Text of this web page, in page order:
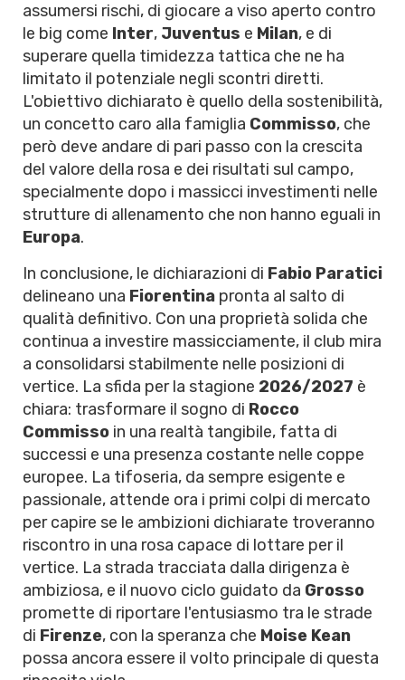
assumersi rischi, di giocare a viso aperto contro
le big come Inter, Juventus e Milan, e di
superare quella timidezza tattica che ne ha
limitato il potenziale negli scontri diretti.
L'obiettivo dichiarato è quello della sostenibilità,
un concetto caro alla famiglia Commisso, che
però deve andare di pari passo con la crescita
del valore della rosa e dei risultati sul campo,
specialmente dopo i massicci investimenti nelle
strutture di allenamento che non hanno eguali in
Europa.
In conclusione, le dichiarazioni di Fabio Paratici
delineano una Fiorentina pronta al salto di
qualità definitivo. Con una proprietà solida che
continua a investire massicciamente, il club mira
a consolidarsi stabilmente nelle posizioni di
vertice. La sfida per la stagione 2026/2027 è
chiara: trasformare il sogno di Rocco
Commisso in una realtà tangibile, fatta di
successi e una presenza costante nelle coppe
europee. La tifoseria, da sempre esigente e
passionale, attende ora i primi colpi di mercato
per capire se le ambizioni dichiarate troveranno
riscontro in una rosa capace di lottare per il
vertice. La strada tracciata dalla dirigenza è
ambiziosa, e il nuovo ciclo guidato da Grosso
promette di riportare l'entusiasmo tra le strade
di Firenze, con la speranza che Moise Kean
possa ancora essere il volto principale di questa